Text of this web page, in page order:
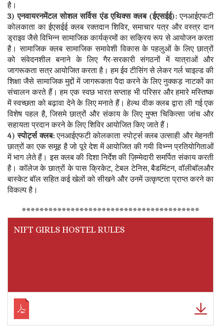
है।
3) एनवायरनमेंटल सोशल सर्विस एंड एथिक्स क्लब (ईएसईई):एनआईएफटी
कोलकाता का ईएसईई क्लब रक्तदान शिविर, समाचार पत्र और वस्त्र दान
ड्राइव जैसे विभिन्न सामाजिक कार्यक्रमों का सक्रिय रूप से आयोजन करता
है। सामाजिक क्लब सामाजिक समावेशी विकास के पहलुओं के लिए छात्रों
को संवेदनशील बनाने के लिए गैर-सरकारी संगठनों में यात्राओं और
जागरूकता सत्र आयोजित करता है। हम ईव टीसिंग से लेकर गर्ल चाइल्ड की
शिक्षा जैसे सामाजिक मुद्दों में जागरूकता पैदा करने के लिए नुक्कड़ नाटकों का
संचालन करते हैं। हम एक स्वछ भारत सप्ताह भी परिसर और हमारे मस्तिष्क
में स्वच्छता को बढ़ावा देने के लिए मनाते हैं। हेल्थ वीक क्लब द्वारा ली गई एक
विशेष पहल है, जिसमे छात्रों और संकाय के लिए मुफ्त चिकित्सा जांच और
सहायता प्रदान करने के लिए शिविर आयोजित किए जाते हैं।
4) स्पोर्ट्स क्लब:एनआईएफटी कोलकाता स्पोर्ट्स क्लब उत्साही और मेहनती
छात्रों का एक समूह है जो पूरे देश में आयोजित की गयी विभ्न्न प्रतियोगिताओं
में भाग लेते हैं। इस क्लब की दिशा निर्देश की ज़िम्मेदारी समर्पित संकाय करती
है। कॉलेज के छात्रों के पास क्रिकेट, टेबल टेनिस, बैडमिंटन, वॉलीबॉलऔर
बास्केट बॉल सहित कई खेलों को सीखने और उनमें उत्कृष्टता प्राप्त करने का
विकल्प है।
****************************************
NIFT GIRLS HOSTEL RULES